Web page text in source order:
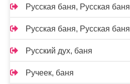
Русская баня, Русская баня
Русская баня, Русская баня
Русский дух, баня
Ручеек, баня